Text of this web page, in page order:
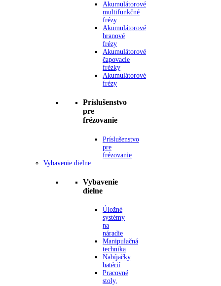
Akumulátorové
multifunkčné
frézy
Akumulátorové
hranové
frézy
Akumulátorové
čapovacie
frézky
Akumulátorové
frézy
Príslušenstvo
pre
frézovanie
Príslušenstvo
pre
frézovanie
Vybavenie dielne
Vybavenie
dielne
Úložné
systémy
na
náradie
Manipulačná
technika
Nabíjačky
batérií
Pracovné
stoly,